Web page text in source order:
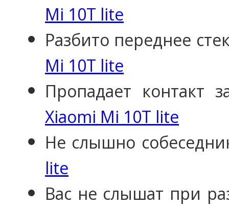
Mi 10T lite
Разбито переднее
Mi 10T lite
Пропадает контакт
Xiaomi Mi 10T lite
Не слышно
lite
Вас не слышат при